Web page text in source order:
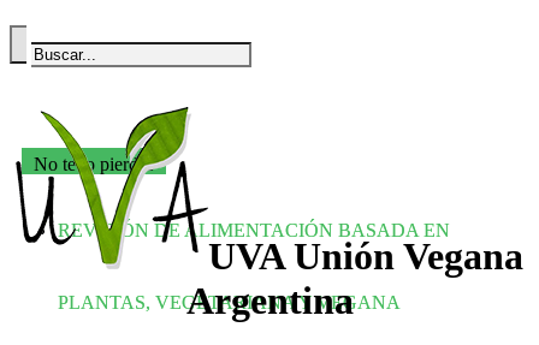
No te lo pierdas
REVISIÓN DE ALIMENTACIÓN BASADA EN
PLANTAS, VEGETARIANA Y VEGANA
UVA Unión Vegana
Argentina